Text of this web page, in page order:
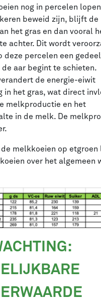
nog in percelen
beweid zijn, blijft de
het gras en dan vooral
achter. Dit wordt
deze percelen een
de aar begint te schieten.
de energie-eiwit
in het gras, wat direct
melkproductie en het
in de melk. De
de melkkoeien op etgroen
over het algemeen